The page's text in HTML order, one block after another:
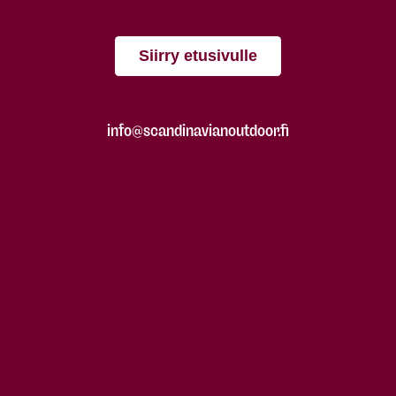
Siirry etusivulle
info@scandinavianoutdoor.fi